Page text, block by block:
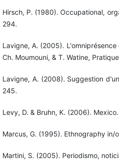
Hirsch, P. (1980). Occupational,
294.
Lavigne, A. (2005).
Ch. Moumouni, & T. Watine,
Lavigne, A. (2008). Suggestion
245.
Levy, D. & Bruhn, K. (2006).
Marcus, G. (1995). Ethnography
Martini, S. (2005). Periodismo,